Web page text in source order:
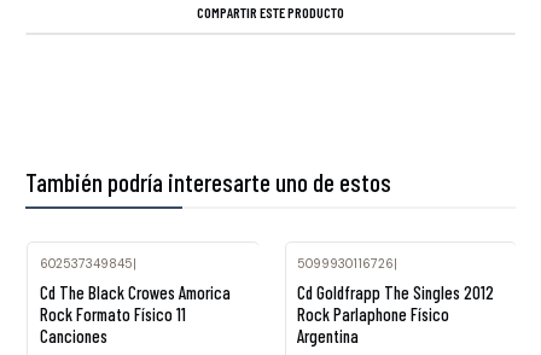
COMPARTIR ESTE PRODUCTO
También podría interesarte uno de estos
602537349845|
Cd The Black Crowes Amorica
Rock Formato Físico 11
Canciones
5099930116726|
Cd Goldfrapp The Singles 2012
Rock Parlaphone Físico
Argentina